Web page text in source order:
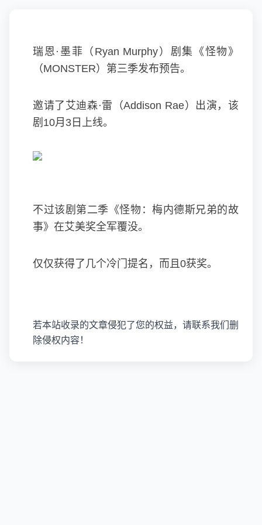
瑞恩·墨菲（Ryan Murphy）剧集《怪物》
（MONSTER）第三季发布预告。
邀请了艾迪森·雷（Addison Rae）出演，该
剧10月3日上线。
不过该剧第二季《怪物：梅内德斯兄弟的故
事》在艾美奖全军覆没。
仅仅获得了几个冷门提名，而且0获奖。
若本站收录的文章侵犯了您的权益，请联系我们删
除侵权内容！